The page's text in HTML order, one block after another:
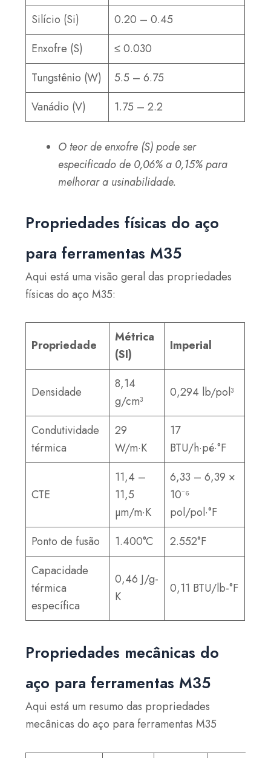
Silício (Si)
0.20 – 0.45
Enxofre (S)
≤ 0.030
Tungstênio (W)
5.5 – 6.75
Vanádio (V)
1.75 – 2.2
O teor de enxofre (S) pode ser
especificado de 0,06% a 0,15% para
melhorar a usinabilidade.
Propriedades físicas do aço
para ferramentas M35
Aqui está uma visão geral das propriedades
físicas do aço M35:
Propriedade
Métrica
(SI)
Imperial
Densidade
8,14
g/cm³
0,294 lb/pol³
Condutividade
térmica
29
W/m·K
17
BTU/h·pé·°F
CTE
11,4 –
11,5
µm/m·K
6,33 – 6,39 ×
10⁻⁶
pol/pol·°F
Ponto de fusão
1.400°C
2.552°F
Capacidade
térmica
específica
0,46 J/g-
K
0,11 BTU/lb-°F
Propriedades mecânicas do
aço para ferramentas M35
Aqui está um resumo das propriedades
mecânicas do aço para ferramentas M35